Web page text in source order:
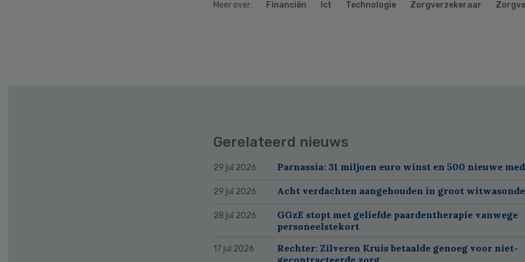
Meer over: Financiën Ict Technologie Zorgverzekeraar
Gerelateerd nieuws
29 jul 2026 Parnassia: 31 miljoen euro winst en 500 nieuwe
29 jul 2026 Acht verdachten aangehouden in groot
28 jul 2026
GGzE stopt met geliefde paardentherapie vanwege
personeelstekort
17 jul 2026
Rechter: Zilveren Kruis betaalde genoeg voor niet-
gecontracteerde zorg